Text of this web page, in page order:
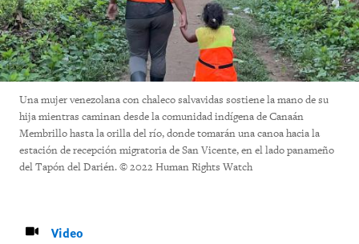
Una mujer venezolana con chaleco salvavidas sostiene la mano de su
hija mientras caminan desde la comunidad indígena de Canaán
Membrillo hasta la orilla del río, donde tomarán una canoa hacia la
estación de recepción migratoria de San Vicente, en el lado panameño
del Tapón del Darién. © 2022 Human Rights Watch
Video